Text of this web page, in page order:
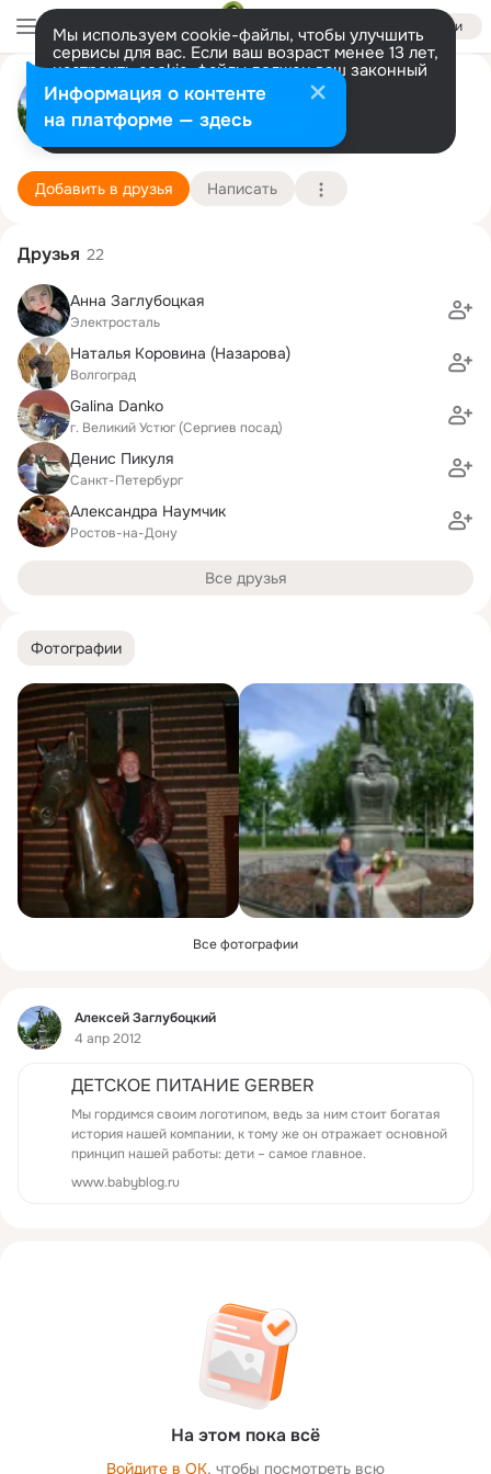
Войти
Мы используем cookie-файлы, чтобы улучшить
сервисы для вас. Если ваш возраст менее 13 лет,
настроить cookie-файлы должен ваш законный
представитель. Больше информации
Разрешить все Настроить
Алексей Заглубоцкий
Питер 17 июля (47 лет)
Подробнее
Добавить в друзья Написать
Фотографии
Все фотографии
Фид
Алексей Заглубоцкий
4 апр 2012
ДЕТСКОЕ ПИТАНИЕ GERBER
Мы гордимся своим логотипом, ведь за ним стоит богатая
история нашей компании, к тому же он отражает основной
принцип нашей работы: дети – самое главное.
www.babyblog.ru
На этом пока всё
Войдите в ОК, чтобы посмотреть всю
Друзья 22
Анна Заглубоцкая
Электросталь
Наталья Коровина (Назарова)
Волгоград
Galina Danko
г. Великий Устюг (Сергиев посад)
Денис Пикуля
Санкт-Петербург
Александра Наумчик
Ростов-на-Дону
Все друзья
Информация о контенте
на платформе — здесь